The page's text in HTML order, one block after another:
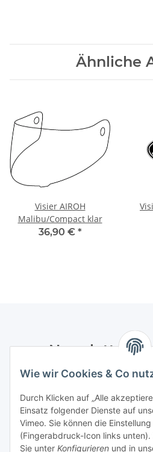
Wie wir Cookies & Co
Durch Klicken auf „Alle
Einsatz folgender Dienste auf
Vimeo. Sie können die
(Fingerabdruck-Icon links unten).
Sie unter Konfigurieren und in
Ähnliche
Visier AIROH
Malibu/Compact klar
36,90 € *
Newsletter
Bitte senden Sie mir
Informationen zu Ihrem
Newsletter Abonnieren